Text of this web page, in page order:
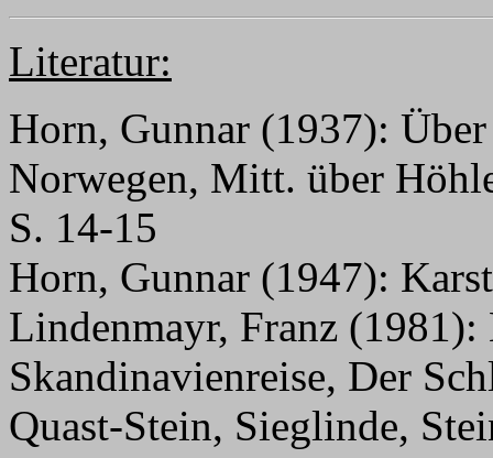
Literatur:
Horn, Gunnar (1937):
Norwegen, Mitt. über
S. 14-15
Horn, Gunnar (1947):
Lindenmayr, Franz
Skandinavienreise, Der
Quast-Stein, Sieglinde,